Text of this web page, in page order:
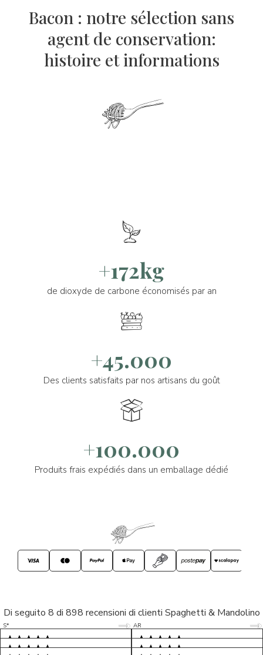
Bacon : notre sélection sans
agent de conservation:
histoire et informations
+172kg
de dioxyde de carbone économisés par an
+45.000
Des clients satisfaits par nos artisans du goût
+100.000
Produits frais expédiés dans un emballage dédié
Di seguito 8 di 898 recensioni di clienti Spaghetti & Mandolino
S* 5/5
LP 5/5
M* 5/5
AR 5/5
D* 5/5
S* 5/5